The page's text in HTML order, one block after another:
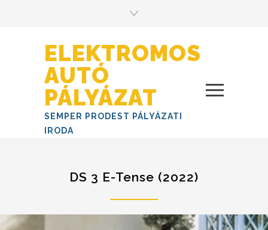
ELEKTROMOS
AUTÓ
PÁLYÁZAT
SEMPER PRODEST PÁLYÁZATI
IRODA
DS 3 E-Tense (2022)